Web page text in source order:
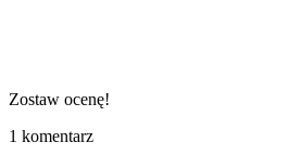
Zostaw ocenę!
1 komentarz